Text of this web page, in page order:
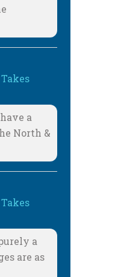
a
North &
a
are as